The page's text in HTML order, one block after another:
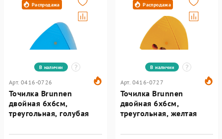
Распродажа
В наличии
Арт. 0416-0726
Точилка Brunnen
двойная 6х6см,
треугольная, голубая
Распродажа
В наличии
Арт. 0416-0727
Точилка Brunnen
двойная 6х6см,
треугольная, желтая